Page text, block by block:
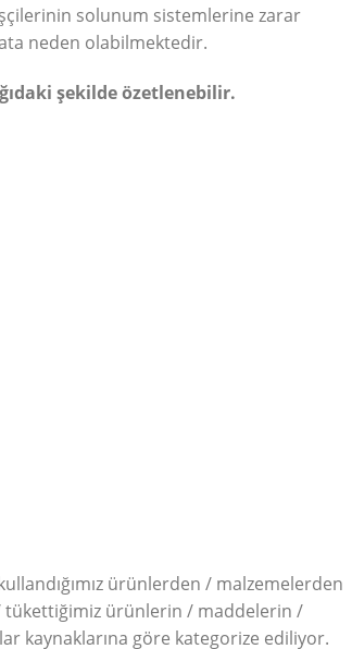
solunum sistemlerine zarar
neden olabilmektedir.
şekilde özetlenebilir.
ürünlerden / malzemelerden
/ tükettiğimiz ürünlerin / maddelerin /
kaynaklarına göre kategorize ediliyor.